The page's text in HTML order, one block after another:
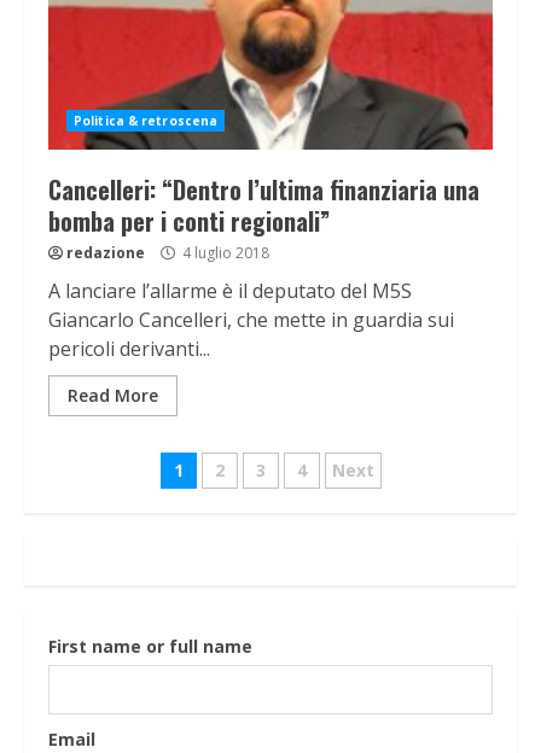
Politica & retroscena
Cancelleri: “Dentro l’ultima finanziaria una
bomba per i conti regionali”
redazione 4 luglio 2018
A lanciare l’allarme è il deputato del M5S
Giancarlo Cancelleri, che mette in guardia sui
pericoli derivanti...
Read More
Navigazione
1 2 3 4 Next
First name or full name
Email